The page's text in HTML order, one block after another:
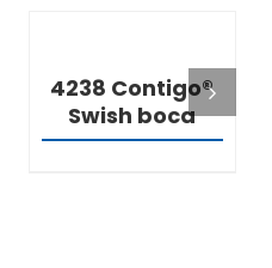
4238 Contigo®
Swish boca